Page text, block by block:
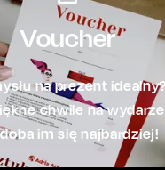
Voucher
na prezent
chwile na
im się najbardziej!